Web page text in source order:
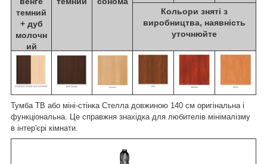
темний
+ дуб
молочн
ий
Кольори зняті з
виробництва, наявність
уточнюйте
Тумба ТВ або міні-стінка Стелла довжиною 140 см оригінальна і
функціональна. Це справжня знахідка для любителів мінімалізму
в інтер'єрі кімнати.